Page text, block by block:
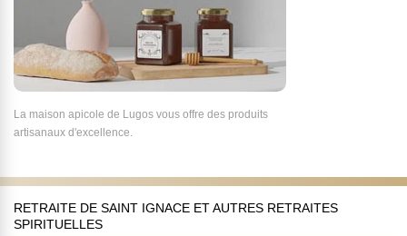
La maison apicole de Lugos vous offre des produits
artisanaux d'excellence.
RETRAITE DE SAINT IGNACE ET AUTRES RETRAITES
SPIRITUELLES